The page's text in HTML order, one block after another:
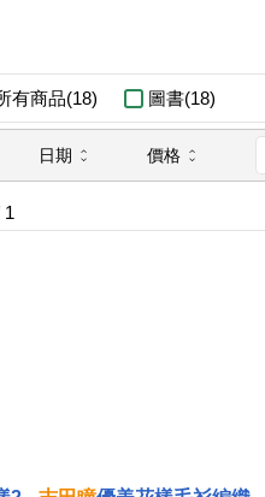
有商品(18) 圖書(18)
日期 價格
1